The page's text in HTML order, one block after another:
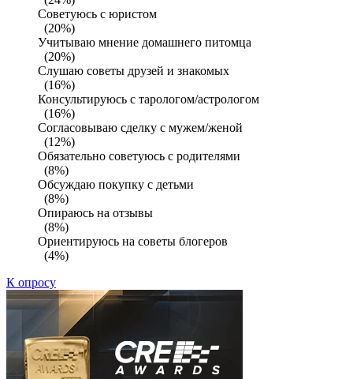
Советуюсь с юристом
(20%)
Учитываю мнение домашнего питомца
(20%)
Слушаю советы друзей и знакомых
(16%)
Консультируюсь с тарологом/астрологом
(16%)
Согласовываю сделку с мужем/женой
(12%)
Обязательно советуюсь с родителями
(8%)
Обсуждаю покупку с детьми
(8%)
Опираюсь на отзывы
(8%)
Ориентируюсь на советы блогеров
(4%)
К опросу